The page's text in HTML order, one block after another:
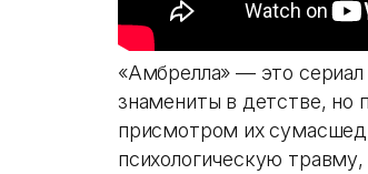
«Амбрелла» — это
знамениты в детстве, но
присмотром их
психологическую